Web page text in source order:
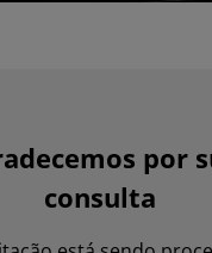
por
consulta